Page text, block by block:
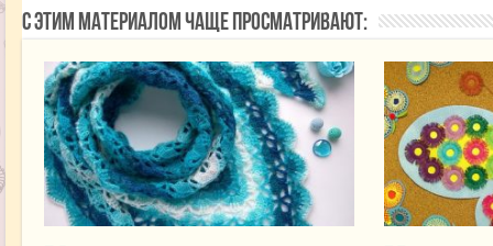
С этим материалом чаще просматривают: